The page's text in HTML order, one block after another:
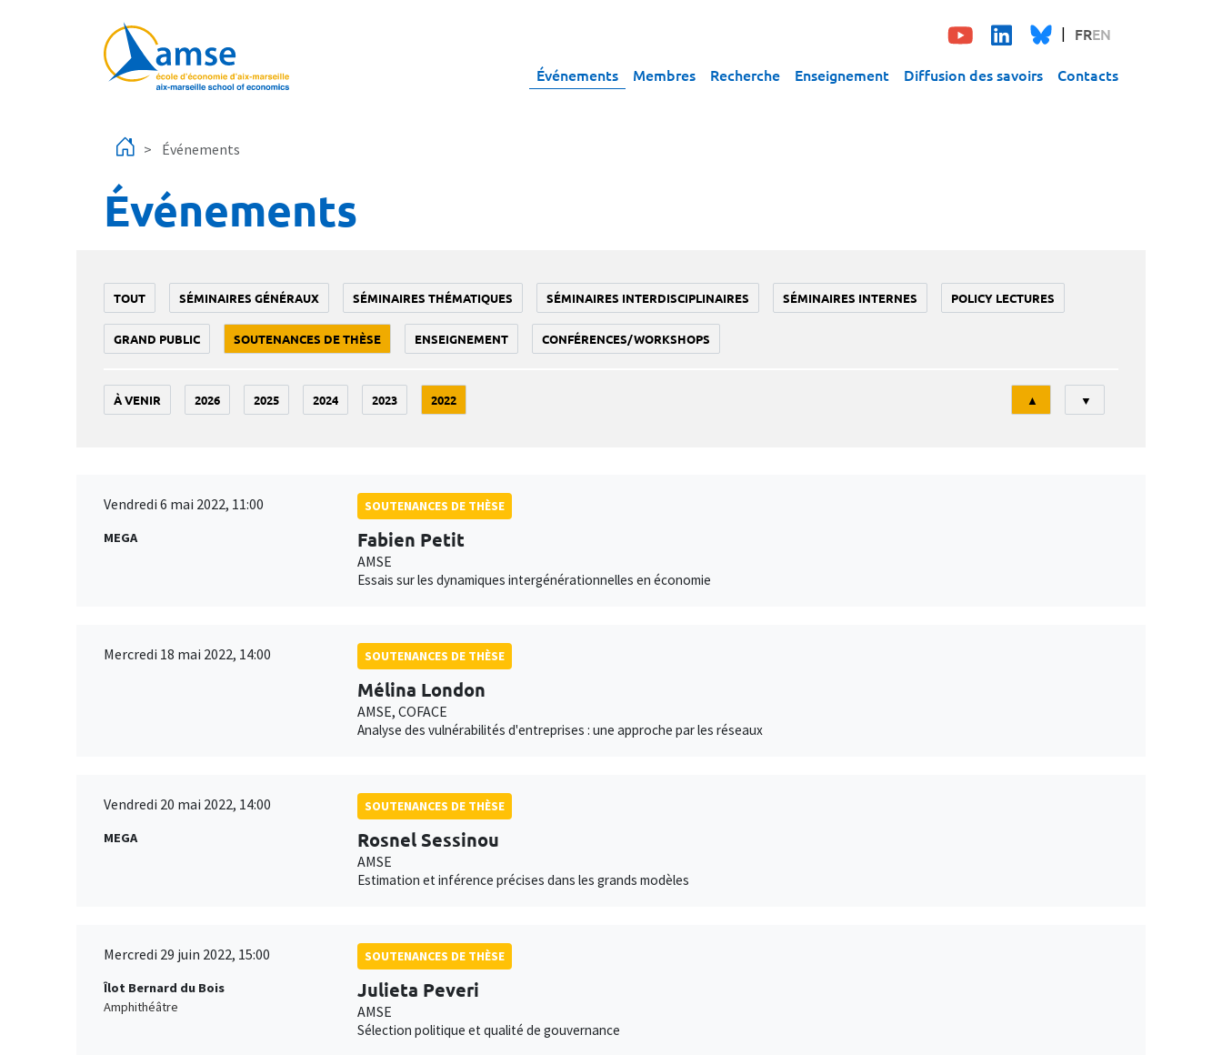
FREN
Événements Membres Recherche Enseignement Diffusion des savoirs Contacts
Événements
Événements
TOUT SÉMINAIRES GÉNÉRAUX SÉMINAIRES THÉMATIQUES SÉMINAIRES INTERDISCIPLINAIRES SÉMINAIRES INTERNES POLICY LECTURES
GRAND PUBLIC SOUTENANCES DE THÈSE ENSEIGNEMENT CONFÉRENCES/WORKSHOPS
À VENIR 2026 2025 2024 2023 2022
Tri
▲ ▼
Vendredi 6 mai 2022, 11:00
MEGA
SOUTENANCES DE THÈSE
Fabien Petit
AMSE
Essais sur les dynamiques intergénérationnelles en économie
Mercredi 18 mai 2022, 14:00 SOUTENANCES DE THÈSE
Mélina London
AMSE, COFACE
Analyse des vulnérabilités d'entreprises : une approche par les réseaux
Vendredi 20 mai 2022, 14:00
MEGA
SOUTENANCES DE THÈSE
Rosnel Sessinou
AMSE
Estimation et inférence précises dans les grands modèles
Mercredi 29 juin 2022, 15:00
Îlot Bernard du Bois
Amphithéâtre
SOUTENANCES DE THÈSE
Julieta Peveri
AMSE
Sélection politique et qualité de gouvernance